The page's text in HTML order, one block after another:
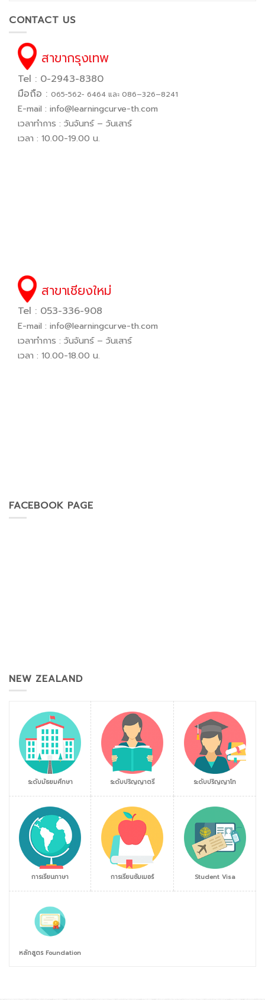
CONTACT US
สาขากรุงเทพ
Tel : 0-2943-8380
มือถือ : 065−562− 6464 และ 086–326–8241
E-mail : info@learningcurve-th.com
เวลาทำการ : วันจันทร์ – วันเสาร์
เวลา : 10.00-19.00 น.
สาขาเชียงใหม่
Tel : 053-336-908
E-mail : info@learningcurve-th.com
เวลาทำการ : วันจันทร์ – วันเสาร์
เวลา : 10.00-18.00 น.
FACEBOOK PAGE
NEW ZEALAND
ระดับมัธยมศึกษา ระดับปริญญาตรี ระดับปริญญาโท
การเรียนภาษา การเรียนซัมเมอร์ Student Visa
หลักสูตร Foundation